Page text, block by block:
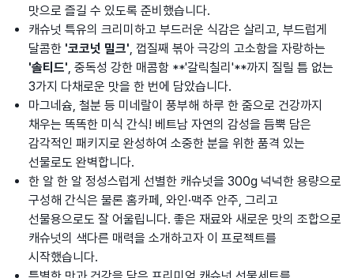
맛으로 즐길 수 있도록 준비했습니다.
캐슈넛 특유의 크리미하고 부드러운 식감은 살리고, 부드럽게
달콤한 '코코넛 밀크' , 껍질째 볶아 극강의 고소함을 자랑하는
'솔티드' , 중독성 강한 매콤함 **'갈릭칠리'**까지 질릴 틈 없는
3가지 다채로운 맛을 한 번에 담았습니다.
마그네슘, 철분 등 미네랄이 풍부해 하루 한 줌으로 건강까지
채우는 똑똑한 미식 간식! 베트남 자연의 감성을 듬뿍 담은
감각적인 패키지로 완성하여 소중한 분을 위한 품격 있는
선물로도 완벽합니다.
한 알 한 알 정성스럽게 선별한 캐슈넛을 300g 넉넉한 용량으로
구성해 간식은 물론 홈카페, 와인·맥주 안주, 그리고
선물용으로도 잘 어울립니다. 좋은 재료와 새로운 맛의 조합으로
캐슈넛의 색다른 매력을 소개하고자 이 프로젝트를
시작했습니다.